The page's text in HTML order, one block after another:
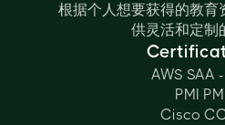
根据个人想要获得的教育
供灵活和定制
AWS SAA
PMI
Cisco